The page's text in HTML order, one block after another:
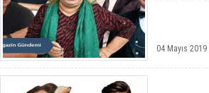
04 Mayıs